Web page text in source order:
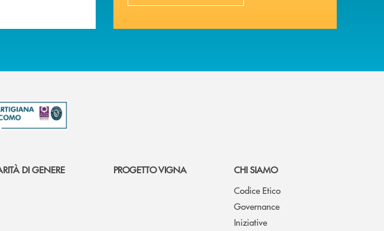
DI GENERE PROGETTO VIGNA
CHI SIAMO
Codice Etico
Governance
Iniziative